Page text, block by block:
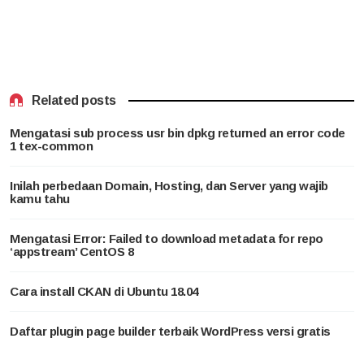
Related posts
Mengatasi sub process usr bin dpkg returned an error code
1 tex-common
Inilah perbedaan Domain, Hosting, dan Server yang wajib
kamu tahu
Mengatasi Error: Failed to download metadata for repo
‘appstream’ CentOS 8
Cara install CKAN di Ubuntu 18.04
Daftar plugin page builder terbaik WordPress versi gratis